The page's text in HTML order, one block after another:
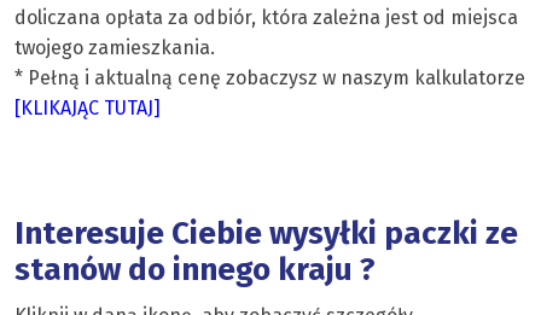
doliczana opłata za odbiór, która zależna jest od miejsca
twojego zamieszkania.
* Pełną i aktualną cenę zobaczysz w naszym kalkulatorze
[KLIKAJĄC TUTAJ]
Interesuje Ciebie wysyłki paczki ze
stanów do innego kraju ?